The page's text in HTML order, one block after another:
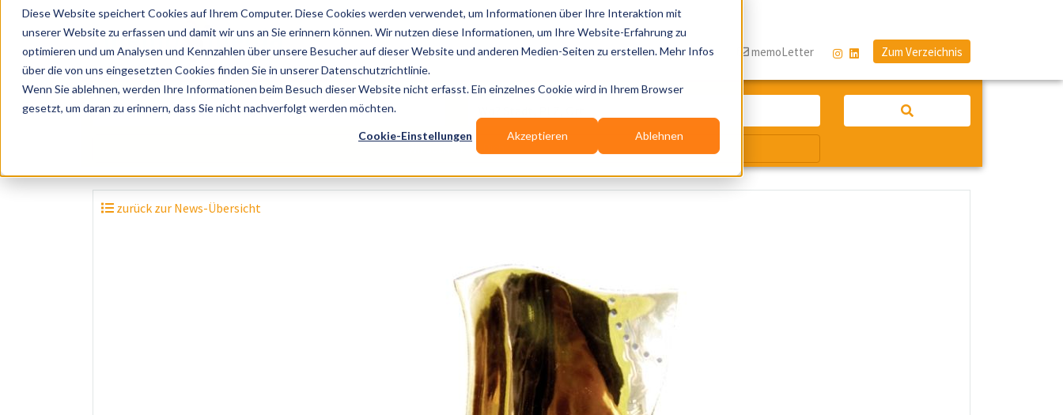
Diese Website speichert Cookies auf Ihrem Computer. Diese Cookies werden verwendet, um Informationen über Ihre Interaktion mit
unserer Website zu erfassen und damit wir uns an Sie erinnern können. Wir nutzen diese Informationen, um Ihre Website-Erfahrung zu
optimieren und um Analysen und Kennzahlen über unsere Besucher auf dieser Website und anderen Medien-Seiten zu erstellen. Mehr Infos
über die von uns eingesetzten Cookies finden Sie in unserer Datenschutzrichtlinie.
Wenn Sie ablehnen, werden Ihre Informationen beim Besuch dieser Website nicht erfasst. Ein einzelnes Cookie wird in Ihrem Browser
gesetzt, um daran zu erinnern, dass Sie nicht nachverfolgt werden möchten.
Cookie-Einstellungen Akzeptieren Ablehnen
zurück zur News-Übersicht
Publikationen Branchen-Infos Services Blog memoLetter Zum Verzeichnis
Künstler, Zelte, Bands, Catering, ...
Wir suchen für Dich